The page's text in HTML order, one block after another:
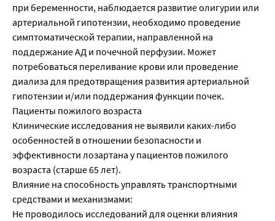
при беременности, наблюдается развитие олигурии или
артериальной гипотензии, необходимо проведение
симптоматической терапии, направленной на
поддержание АД и почечной перфузии. Может
потребоваться переливание крови или проведение
диализа для предотвращения развития артериальной
гипотензии и/или поддержания функции почек.
Пациенты пожилого возраста
Клинические исследования не выявили каких-либо
особенностей в отношении безопасности и
эффективности лозартана у пациентов пожилого
возраста (старше 65 лет).
Влияние на способность управлять транспортными
средствами и механизмами:
Не проводилось исследований для оценки влияния